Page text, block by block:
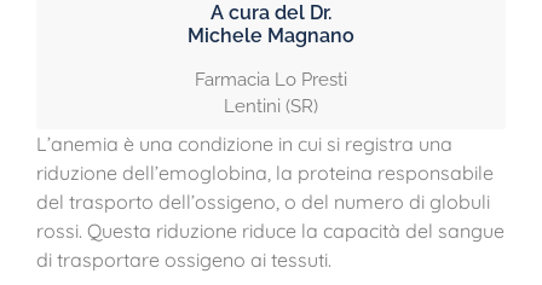
A cura del Dr.
Michele Magnano
Farmacia Lo Presti
Lentini (SR)
L’anemia è una condizione in cui si registra una
riduzione dell’emoglobina, la proteina responsabile
del trasporto dell’ossigeno, o del numero di globuli
rossi. Questa riduzione riduce la capacità del sangue
di trasportare ossigeno ai tessuti.